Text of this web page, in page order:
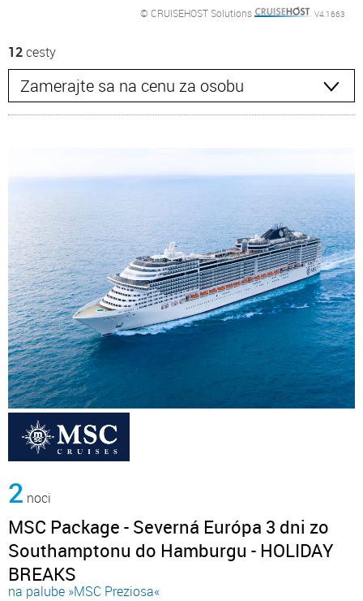
© CRUISEHOST Solutions V4.1663
12cesty
2 noci
MSC Package - Severná Európa 3 dni zo
Southamptonu do Hamburgu - HOLIDAY
BREAKS
na palube »MSC Preziosa«